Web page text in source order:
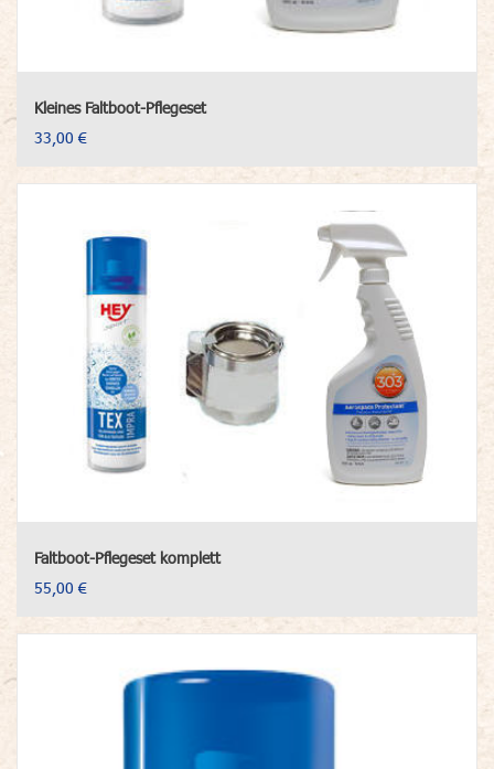
Kleines Faltboot-Pflegeset
33,00 €
Faltboot-Pflegeset komplett
55,00 €